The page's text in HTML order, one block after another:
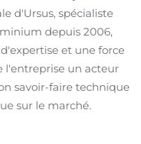
d'Ursus, spécialiste
depuis 2006,
et une force
l'entreprise un acteur
savoir-faire technique
sur le marché.